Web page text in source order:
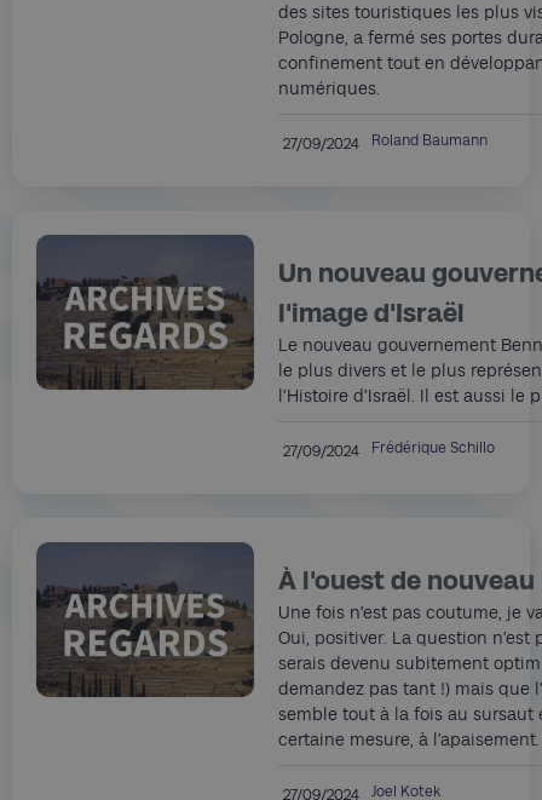
des sites touristiques les plus
Pologne, a fermé ses portes
confinement tout en
numériques.
27/09/2024 Roland Baumann
Un nouveau
l'image d'Israël
Le nouveau gouvernement
le plus divers et le plus
l’Histoire d’Israël. Il est aussi le
27/09/2024 Frédérique Schillo
À l'ouest de nouveau
Une fois n’est pas coutume, je
Oui, positiver. La question n’est
serais devenu subitement
demandez pas tant !) mais que
semble tout à la fois au sursaut
certaine mesure, à l’apaisement.
27/09/2024 Joel Kotek